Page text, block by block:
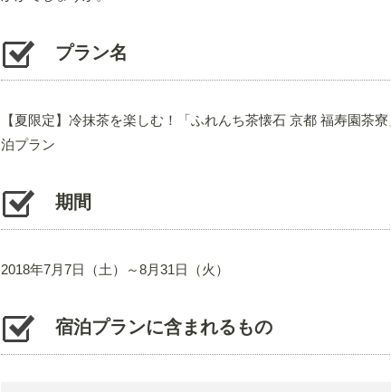
プラン名
【夏限定】冷抹茶を楽しむ！「ふれんち茶懐石 京都 福寿園茶
泊プラン
期間
2018年7月7日（土）～8月31日（火）
宿泊プランに含まれるもの